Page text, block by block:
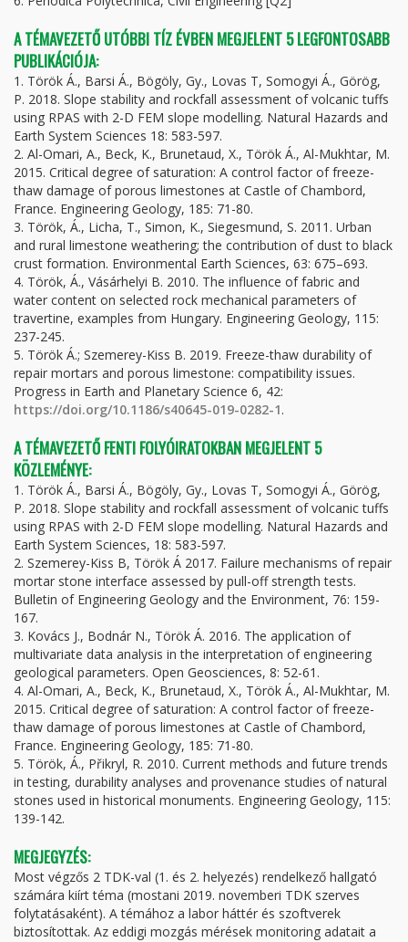
A TÉMAVEZETŐ UTÓBBI TÍZ ÉVBEN MEGJELENT 5 LEGFONTOSABB
PUBLIKÁCIÓJA:
1. Török Á., Barsi Á., Bögöly, Gy., Lovas T, Somogyi Á., Görög,
P. 2018. Slope stability and rockfall assessment of volcanic tuffs
using RPAS with 2-D FEM slope modelling. Natural Hazards and
Earth System Sciences 18: 583-597.
2. Al-Omari, A., Beck, K., Brunetaud, X., Török Á., Al-Mukhtar, M.
2015. Critical degree of saturation: A control factor of freeze-
thaw damage of porous limestones at Castle of Chambord,
France. Engineering Geology, 185: 71-80.
3. Török, Á., Licha, T., Simon, K., Siegesmund, S. 2011. Urban
and rural limestone weathering; the contribution of dust to black
crust formation. Environmental Earth Sciences, 63: 675–693.
4. Török, Á., Vásárhelyi B. 2010. The influence of fabric and
water content on selected rock mechanical parameters of
travertine, examples from Hungary. Engineering Geology, 115:
237-245.
5. Török Á.; Szemerey-Kiss B. 2019. Freeze-thaw durability of
repair mortars and porous limestone: compatibility issues.
Progress in Earth and Planetary Science 6, 42:
https://doi.org/10.1186/s40645-019-0282-1.
A TÉMAVEZETŐ FENTI FOLYÓIRATOKBAN MEGJELENT 5
KÖZLEMÉNYE:
1. Török Á., Barsi Á., Bögöly, Gy., Lovas T, Somogyi Á., Görög,
P. 2018. Slope stability and rockfall assessment of volcanic tuffs
using RPAS with 2-D FEM slope modelling. Natural Hazards and
Earth System Sciences, 18: 583-597.
2. Szemerey-Kiss B, Török Á 2017. Failure mechanisms of repair
mortar stone interface assessed by pull-off strength tests.
Bulletin of Engineering Geology and the Environment, 76: 159-
167.
3. Kovács J., Bodnár N., Török Á. 2016. The application of
multivariate data analysis in the interpretation of engineering
geological parameters. Open Geosciences, 8: 52-61.
4. Al-Omari, A., Beck, K., Brunetaud, X., Török Á., Al-Mukhtar, M.
2015. Critical degree of saturation: A control factor of freeze-
thaw damage of porous limestones at Castle of Chambord,
France. Engineering Geology, 185: 71-80.
5. Török, Á., Přikryl, R. 2010. Current methods and future trends
in testing, durability analyses and provenance studies of natural
stones used in historical monuments. Engineering Geology, 115:
139-142.
MEGJEGYZÉS:
Most végzős 2 TDK-val (1. és 2. helyezés) rendelkező hallgató
számára kiírt téma (mostani 2019. novemberi TDK szerves
folytatásaként). A témához a labor háttér és szoftverek
biztosítottak. Az eddigi mozgás mérések monitoring adatait a